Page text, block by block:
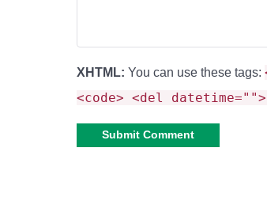
XHTML: You can use these tags:
<code> <del